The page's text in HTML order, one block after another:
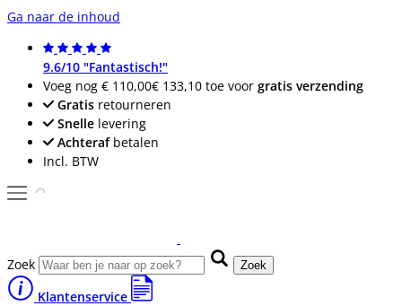
Ga naar de inhoud
9.6/10 "Fantastisch!"
Voeg nog € 110,00€ 133,10 toe voor gratis verzending
Gratis retourneren
Snelle levering
Achterafbetalen
Incl. BTW
Zoek Zoek
Klantenservice